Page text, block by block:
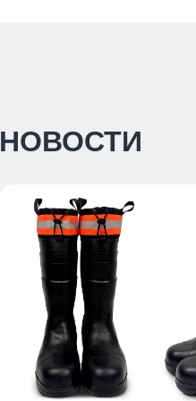
НОВОСТИ